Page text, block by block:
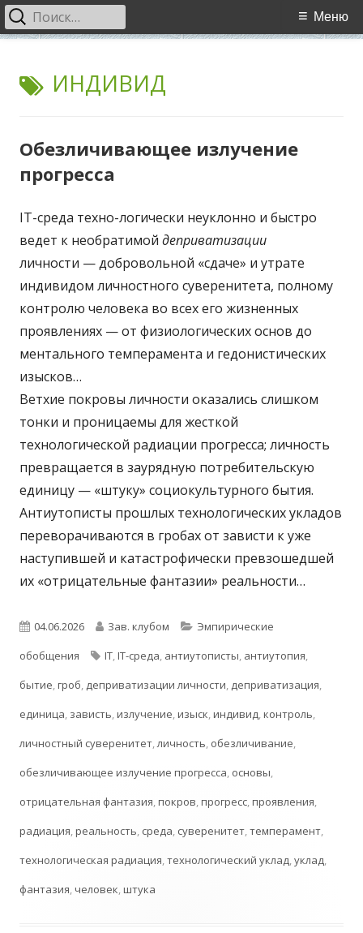
содержимому
Взаимодействие
Основное
Меню
Найти:
МЕТКА:
ИНДИВИД
Обезличивающее излучение
прогресса
IT-среда техно-логически неуклонно и быстро
ведет к необратимой деприватизации
личности — добровольной «сдаче» и утрате
индивидом личностного суверенитета, полному
контролю человека во всех его жизненных
проявлениях — от физиологических основ до
ментального темперамента и гедонистических
изысков…
Ветхие покровы личности оказались слишком
тонки и проницаемы для жесткой
технологической радиации прогресса; личность
превращается в заурядную потребительскую
единицу — «штуку» социокультурного бытия.
Антиутописты прошлых технологических укладов
переворачиваются в гробах от зависти к уже
наступившей и катастрофически превзошедшей
их «отрицательные фантазии» реальности…
Опубликовано
04.06.2026 Автор
Зав. клубом Рубрики
Эмпирические
обобщения
Метки
IT,IT-среда, антиутописты, антиутопия,
бытие,гроб, деприватизации личности, деприватизация,
единица, зависть,излучение,изыск,индивид,контроль,
личностный суверенитет,личность, обезличивание,
обезличивающее излучение прогресса, основы,
отрицательная фантазия,покров,прогресс,проявления,
радиация,реальность, среда, суверенитет,темперамент,
технологическая радиация,технологический уклад,уклад,
фантазия,человек,штука